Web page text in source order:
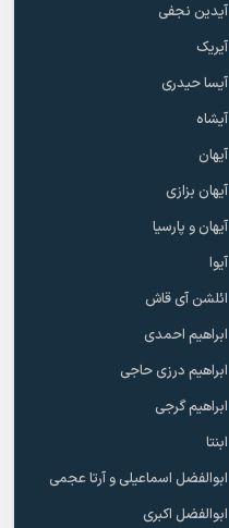
آیدین نجفی
آیریک
آیسا حیدری
آیشاه
آیهان
آیهان بزازی
آیهان و پارسیا
آیوا
ائلشن آی قاش
ابراهیم احمدی
ابراهیم درزی حاجی
ابراهیم گرجی
ابنتا
ابوالفضل اسماعیلی و آرتا عجمی
ابوالفضل اکبری